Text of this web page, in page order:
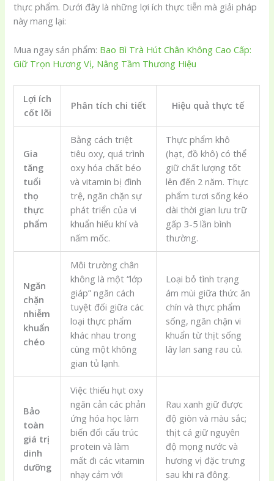
thực phẩm. Dưới đây là những lợi ích thực tiễn mà giải pháp
này mang lại:
Mua ngay sản phẩm: Bao Bì Trà Hút Chân Không Cao Cấp:
Giữ Trọn Hương Vị, Nâng Tầm Thương Hiệu
Lợi ích
cốt lõi
Phân tích chi tiết Hiệu quả thực tế
Gia
tăng
tuổi
thọ
thực
phẩm
Bằng cách triệt
tiêu oxy, quá trình
oxy hóa chất béo
và vitamin bị đình
trệ, ngăn chặn sự
phát triển của vi
khuẩn hiếu khí và
nấm mốc.
Thực phẩm khô
(hạt, đồ khô) có thể
giữ chất lượng tốt
lên đến 2 năm. Thực
phẩm tươi sống kéo
dài thời gian lưu trữ
gấp 3-5 lần bình
thường.
Ngăn
chặn
nhiễm
khuẩn
chéo
Môi trường chân
không là một “lớp
giáp” ngăn cách
tuyệt đối giữa các
loại thực phẩm
khác nhau trong
cùng một không
gian tủ lạnh.
Loại bỏ tình trạng
ám mùi giữa thức ăn
chín và thực phẩm
sống, ngăn chặn vi
khuẩn từ thịt sống
lây lan sang rau củ.
Bảo
toàn
giá trị
dinh
dưỡng
Việc thiếu hụt oxy
ngăn cản các phản
ứng hóa học làm
biến đổi cấu trúc
protein và làm
mất đi các vitamin
nhạy cảm với
Rau xanh giữ được
độ giòn và màu sắc;
thịt cá giữ nguyên
độ mọng nước và
hương vị đặc trưng
sau khi rã đông.